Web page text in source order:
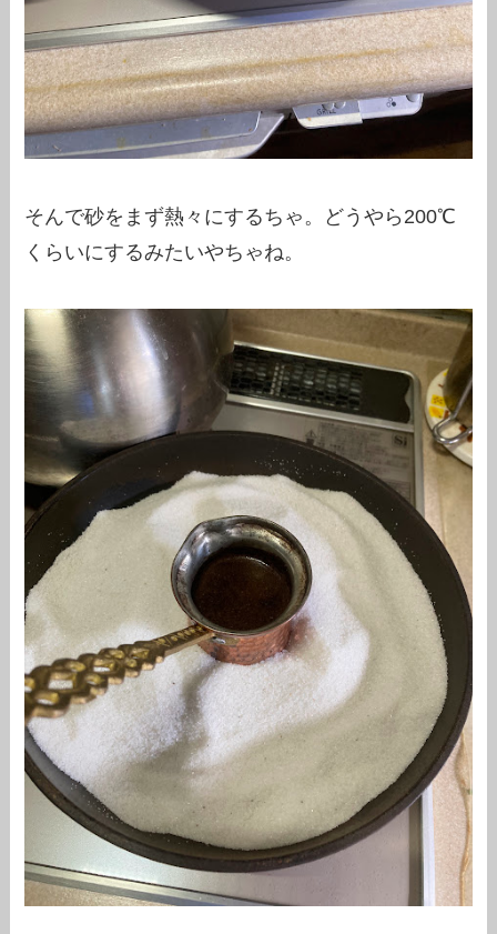
そんで砂をまず熱々にするちゃ。どうやら200℃
くらいにするみたいやちゃね。